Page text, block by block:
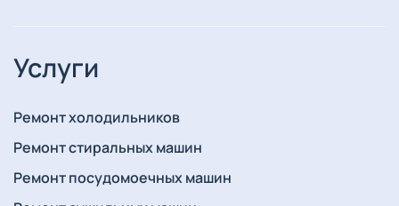
Услуги
Ремонт холодильников
Ремонт стиральных машин
Ремонт посудомоечных машин